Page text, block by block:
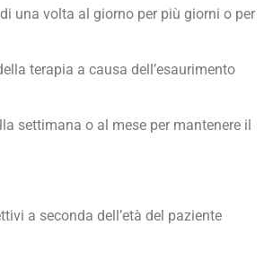
una volta al giorno per più giorni o per
terapia a causa dell’esaurimento
settimana o al mese per mantenere il
a seconda dell’età del paziente